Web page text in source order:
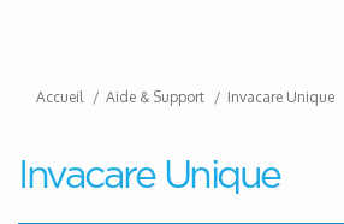
Accueil Aide & Support Invacare Unique
Invacare Unique